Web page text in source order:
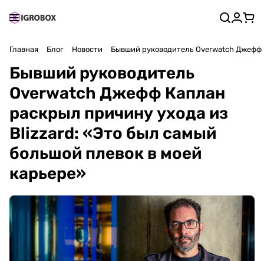
Главная Блог Новости Бывший руководитель Overwatch Джефф
Бывший руководитель
Overwatch Джефф Каплан
раскрыл причину ухода из
Blizzard: «Это был самый
большой плевок в моей
карьере»